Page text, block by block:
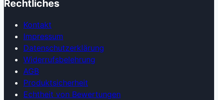
Rechtliches
Kontakt
Impressum
Datenschutzerklärung
Widerrufsbelehrung
AGB
Produkt­sicherheit
Echtheit von Bewertungen